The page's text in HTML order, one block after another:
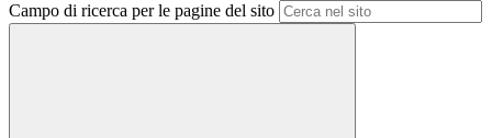
Campo di ricerca per le pagine del sito